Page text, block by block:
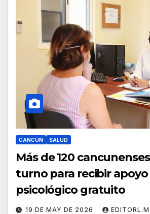
CANCÚN SALUD
Más de 120
turno para recibir apoyo
psicológico gratuito
19 DE MAY DE 2026 EDITORL.M